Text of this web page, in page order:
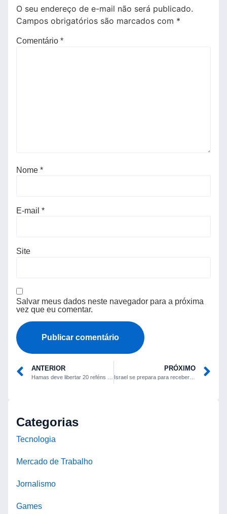
O seu endereço de e-mail não será publicado.
Campos obrigatórios são marcados com *
Comentário *
Nome *
E-mail *
Site
Salvar meus dados neste navegador para a próxima
vez que eu comentar.
ANTERIOR PRÓXIMO
Israel se prepara para receber últimos reféns; Trump e outros líderes viajam à região
Categorias
Tecnologia
Mercado de Trabalho
Jornalismo
Games